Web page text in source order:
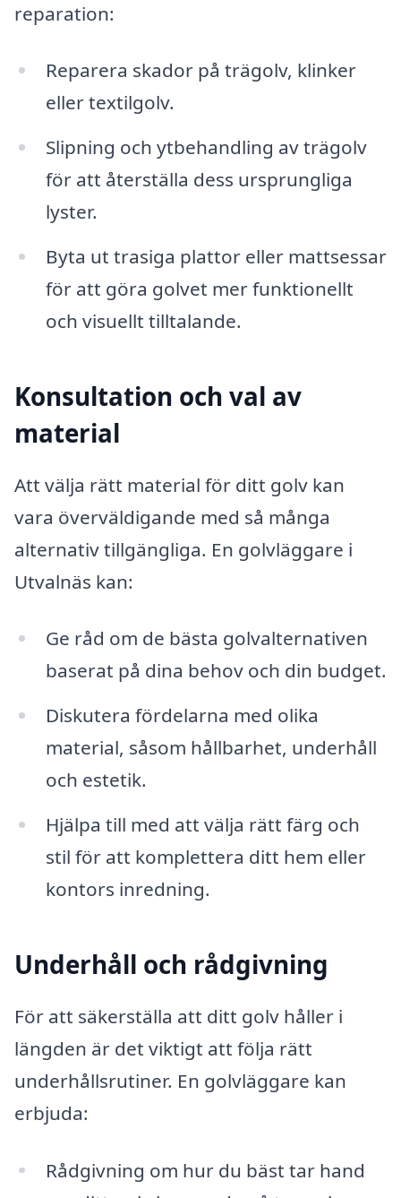
reparation:
Reparera skador på trägolv, klinker
eller textilgolv.
Slipning och ytbehandling av trägolv
för att återställa dess ursprungliga
lyster.
Byta ut trasiga plattor eller mattsessar
för att göra golvet mer funktionellt
och visuellt tilltalande.
Konsultation och val av
material
Att välja rätt material för ditt golv kan
vara överväldigande med så många
alternativ tillgängliga. En golvläggare i
Utvalnäs kan:
Ge råd om de bästa golvalternativen
baserat på dina behov och din budget.
Diskutera fördelarna med olika
material, såsom hållbarhet, underhåll
och estetik.
Hjälpa till med att välja rätt färg och
stil för att komplettera ditt hem eller
kontors inredning.
Underhåll och rådgivning
För att säkerställa att ditt golv håller i
längden är det viktigt att följa rätt
underhållsrutiner. En golvläggare kan
erbjuda:
Rådgivning om hur du bäst tar hand